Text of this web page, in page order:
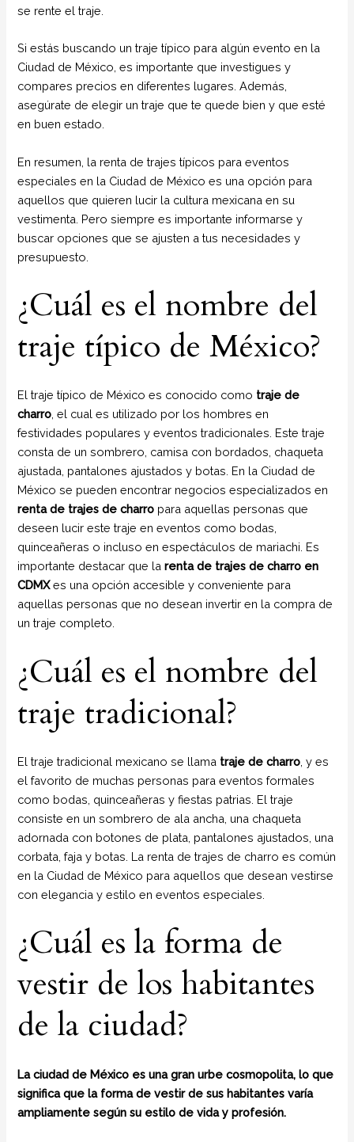
se rente el traje.
Si estás buscando un traje típico para algún evento en la
Ciudad de México, es importante que investigues y
compares precios en diferentes lugares. Además,
asegúrate de elegir un traje que te quede bien y que esté
en buen estado.
En resumen, la renta de trajes típicos para eventos
especiales en la Ciudad de México es una opción para
aquellos que quieren lucir la cultura mexicana en su
vestimenta. Pero siempre es importante informarse y
buscar opciones que se ajusten a tus necesidades y
presupuesto.
¿Cuál es el nombre del
traje típico de México?
El traje típico de México es conocido como traje de
charro, el cual es utilizado por los hombres en
festividades populares y eventos tradicionales. Este traje
consta de un sombrero, camisa con bordados, chaqueta
ajustada, pantalones ajustados y botas. En la Ciudad de
México se pueden encontrar negocios especializados en
renta de trajes de charro para aquellas personas que
deseen lucir este traje en eventos como bodas,
quinceañeras o incluso en espectáculos de mariachi. Es
importante destacar que larenta de trajes de charro en
CDMXes una opción accesible y conveniente para
aquellas personas que no desean invertir en la compra de
un traje completo.
¿Cuál es el nombre del
traje tradicional?
El traje tradicional mexicano se llama traje de charro , y es
el favorito de muchas personas para eventos formales
como bodas, quinceañeras y fiestas patrias. El traje
consiste en un sombrero de ala ancha, una chaqueta
adornada con botones de plata, pantalones ajustados, una
corbata, faja y botas. La renta de trajes de charro es común
en la Ciudad de México para aquellos que desean vestirse
con elegancia y estilo en eventos especiales.
¿Cuál es la forma de
vestir de los habitantes
de la ciudad?
La ciudad de México es una gran urbe cosmopolita, lo que
significa que la forma de vestir de sus habitantes varía
ampliamente según su estilo de vida y profesión.